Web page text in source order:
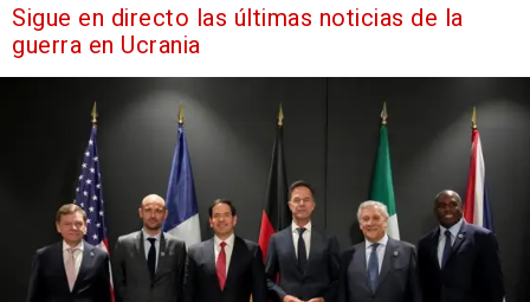
Sigue en directo las últimas noticias de la
guerra en Ucrania